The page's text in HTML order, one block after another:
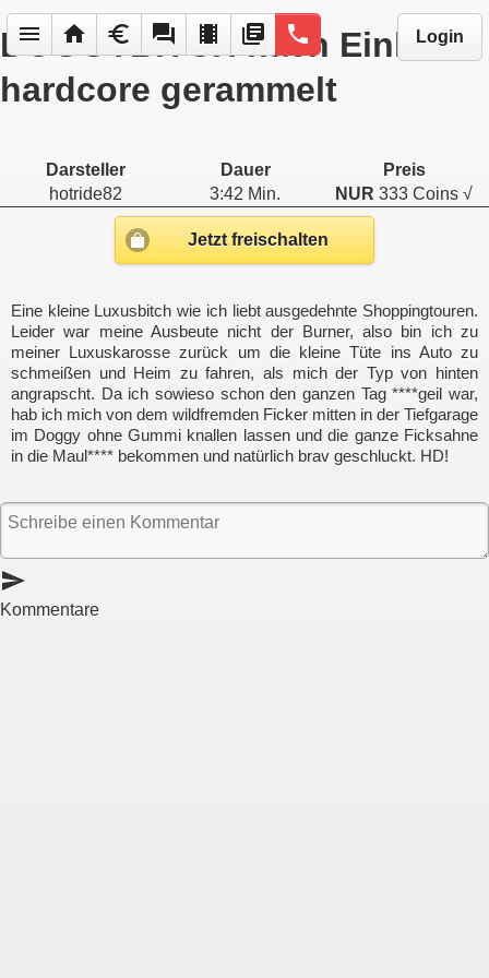
menu home euro forum local_movies library_books phone Login
DOGGYBITCH nach Einkauf
hardcore gerammelt
Darsteller Dauer
Preis
hotride82
3:42 Min. NUR 333 Coins √
Jetzt freischalten
Eine kleine Luxusbitch wie ich liebt ausgedehnte Shoppingtouren.
Leider war meine Ausbeute nicht der Burner, also bin ich zu
meiner Luxuskarosse zurück um die kleine Tüte ins Auto zu
schmeißen und Heim zu fahren, als mich der Typ von hinten
angrapscht. Da ich sowieso schon den ganzen Tag ****geil war,
hab ich mich von dem wildfremden Ficker mitten in der Tiefgarage
im Doggy ohne Gummi knallen lassen und die ganze Ficksahne
in die Maul**** bekommen und natürlich brav geschluckt. HD!
send
Kommentare